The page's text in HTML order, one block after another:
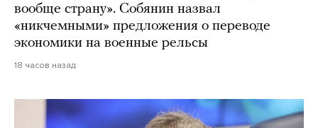
вообще страну». Собянин назвал
«никчемными» предложения о переводе
экономики на военные рельсы
18 часов назад